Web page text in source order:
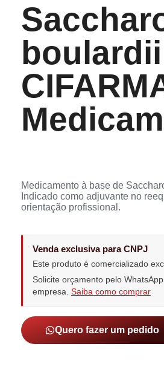
Medicamento à base de
Indicado como adjuvante no
orientação profissional.
Venda exclusiva para CNPJ
Este produto é comercializado
Solicite orçamento pelo
empresa. Saiba como comprar
Quero fazer um pedido